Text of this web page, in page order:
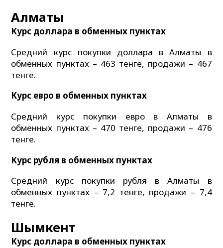
Алматы
Курс доллара в обменных пунктах
Средний курс покупки доллара в Алматы в
обменных пунктах – 463 тенге, продажи – 467
тенге.
Курс евро в обменных пунктах
Средний курс покупки евро в Алматы в
обменных пунктах – 470 тенге, продажи – 476
тенге.
Курс рубля в обменных пунктах
Средний курс покупки рубля в Алматы в
обменных пунктах – 7,2 тенге, продажи – 7,4
тенге.
Шымкент
Курс доллара в обменных пунктах